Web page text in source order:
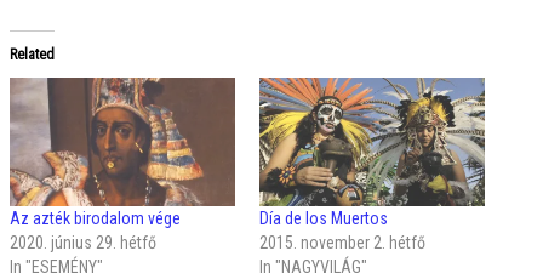
Related
Az azték birodalom vége
2020. június 29. hétfő
In "ESEMÉNY"
Día de los Muertos
2015. november 2. hétfő
In "NAGYVILÁG"